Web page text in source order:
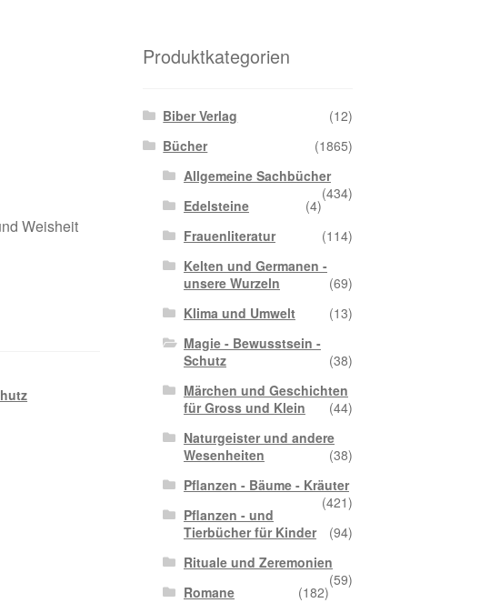
Weisheit
Produktkategorien
Biber Verlag
(12)
Bücher
(1865)
Allgemeine Sachbücher
(434)
Edelsteine
(4)
Frauenliteratur
(114)
Kelten und Germanen -
unsere Wurzeln
(69)
Klima und Umwelt
(13)
Magie - Bewusstsein -
Schutz
(38)
Märchen und Geschichten
für Gross und Klein
(44)
Naturgeister und andere
Wesenheiten
(38)
Pflanzen - Bäume - Kräuter
(421)
Pflanzen - und
Tierbücher für Kinder
(94)
Rituale und Zeremonien
(59)
Romane
(182)